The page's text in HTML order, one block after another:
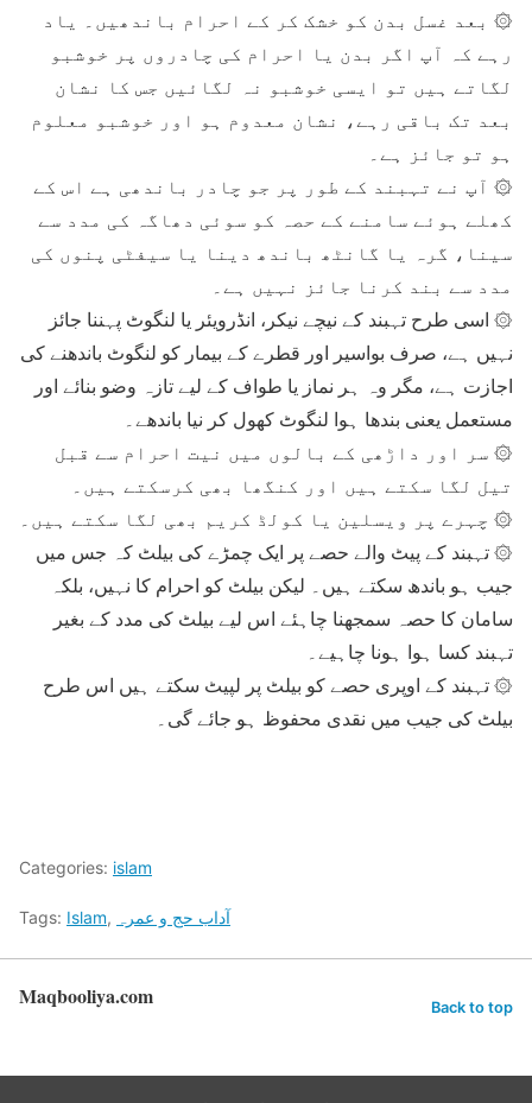
۞ بعد غسل بدن کو خشک کر کے احرام باندھیں۔ یاد
رہے کہ آپ اگر بدن یا احرام کی چادروں پر خوشبو
لگاتے ہیں تو ایسی خوشبو نہ لگائیں جس کا نشان
بعد تک باقی رہے، نشان معدوم ہو اور خوشبو معلوم
ہو تو جائز ہے۔
۞ آپ نے تہبند کے طور پر جو چادر باندھی ہے اس کے
کھلے ہوئے سامنے کے حصہ کو سوئی دھاگہ کی مدد سے
سینا، گرہ یا گانٹھ باندھ دینا یا سیفٹی پنوں کی
مدد سے بند کرنا جائز نہیں ہے۔
۞ اسی طرح تہبند کے نیچے نیکر، انڈرویئر یا لنگوٹ پہننا جائز
نہیں ہے، صرف بواسیر اور قطرے کے بیمار کو لنگوٹ باندھنے کی
اجازت ہے، مگر وہ ہر نماز یا طواف کے لیے تازہ وضو بنائے اور
مستعمل یعنی بندھا ہوا لنگوٹ کھول کر نیا باندھے۔
۞ سر اور داڑھی کے بالوں میں نیت احرام سے قبل
تیل لگا سکتے ہیں اور کنگھا بھی کرسکتے ہیں۔
۞ چہرے پر ویسلین یا کولڈ کریم بھی لگا سکتے ہیں۔
۞ تہبند کے پیٹ والے حصے پر ایک چمڑے کی بیلٹ کہ جس میں
جیب ہو باندھ سکتے ہیں۔ لیکن بیلٹ کو احرام کا نہیں، بلکہ
سامان کا حصہ سمجھنا چاہئے اس لیے بیلٹ کی مدد کے بغیر
تہبند کسا ہوا ہونا چاہیے۔
۞ تہبند کے اوپری حصے کو بیلٹ پر لپیٹ سکتے ہیں اس طرح
بیلٹ کی جیب میں نقدی محفوظ ہو جائے گی۔
Categories: islam
Tags: Islam, آداب حج و عمرہ
Maqbooliya.com Back to top